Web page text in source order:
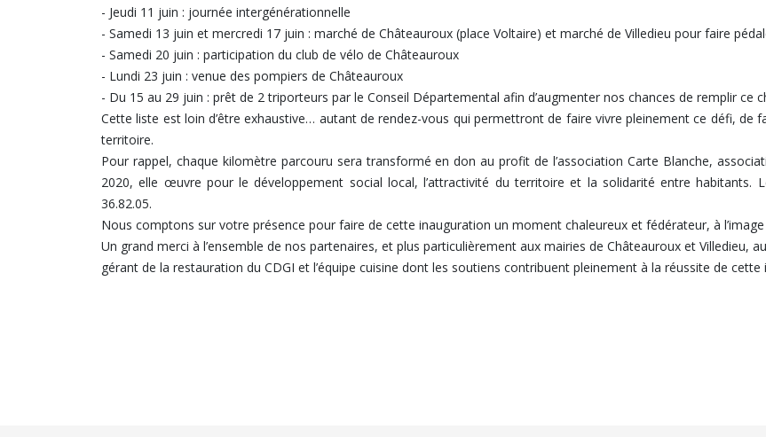
- Jeudi 11 juin : journée intergénérationnelle
- Samedi 13 juin et mercredi 17 juin : marché de Châteauroux (place Voltaire) et marché de Villedieu pour faire
- Samedi 20 juin : participation du club de vélo de Châteauroux
- Lundi 23 juin : venue des pompiers de Châteauroux
- Du 15 au 29 juin : prêt de 2 triporteurs par le Conseil Départemental afin d’augmenter nos chances de remplir ce
Cette liste est loin d’être exhaustive… autant de rendez-vous qui permettront de faire vivre pleinement ce défi, de
territoire.
Pour rappel, chaque kilomètre parcouru sera transformé en don au profit de l’association Carte Blanche,
2020, elle œuvre pour le développement social local, l’attractivité du territoire et la solidarité entre habitants.
36.82.05.
Nous comptons sur votre présence pour faire de cette inauguration un moment chaleureux et fédérateur, à
Un grand merci à l’ensemble de nos partenaires, et plus particulièrement aux mairies de Châteauroux et Villedieu,
gérant de la restauration du CDGI et l’équipe cuisine dont les soutiens contribuent pleinement à la réussite de